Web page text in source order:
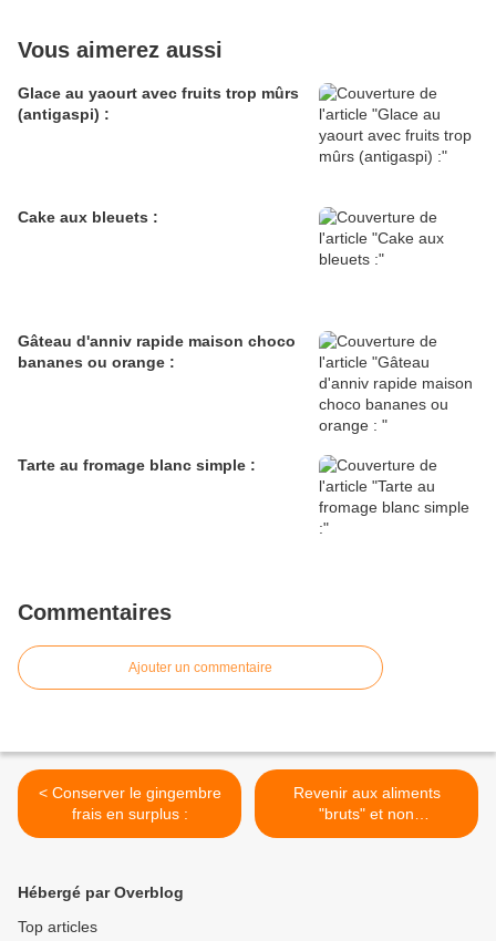
Vous aimerez aussi
Glace au yaourt avec fruits trop mûrs
(antigaspi) :
Cake aux bleuets :
Gâteau d'anniv rapide maison choco
bananes ou orange :
Tarte au fromage blanc simple :
Commentaires
Ajouter un commentaire
< Conserver le gingembre
frais en surplus :
Revenir aux aliments
"bruts" et non
"ultratransformés": >
Hébergé par Overblog
Top articles